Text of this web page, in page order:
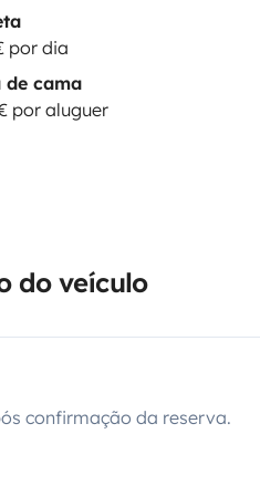
gasolio.
del chimico.
por dia
de cama
por aluguer
do veículo
confirmação da reserva.